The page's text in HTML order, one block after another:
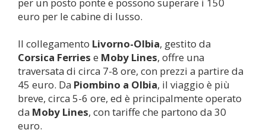
euro per le cabine di lusso.
Il collegamento Livorno-Olbia, gestito da
Corsica Ferries e Moby Lines, offre una
traversata di circa 7-8 ore, con prezzi a partire da
45 euro. Da Piombino a Olbia, il viaggio è più
breve, circa 5-6 ore, ed è principalmente operato
da Moby Lines, con tariffe che partono da 30
euro.